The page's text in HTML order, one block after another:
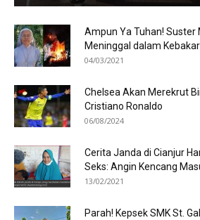
Ampun Ya Tuhan! Suster
Meninggal dalam
04/03/2021
Chelsea Akan Merekrut
Cristiano Ronaldo
06/08/2024
Cerita Janda di Cianjur
Seks: Angin Kencang
13/02/2021
Parah! Kepsek SMK St.